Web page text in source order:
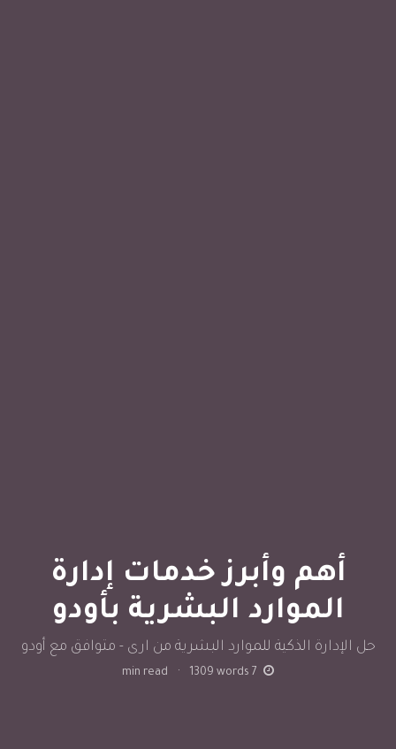
أهم وأبرز خدمات إدارة
الموارد البشرية بأودو
حل الإدارة الذكية للموارد البشرية من ارى - متوافق مع أودو
7
min read · 1309 words